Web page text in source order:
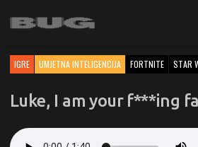
IGRE UMJETNA INTELIGENCIJA FORTNITE STAR
Luke, I am your f***ing